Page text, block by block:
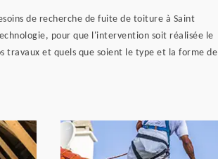
de recherche de fuite de toiture à Saint
pour que l'intervention soit réalisée le
travaux et quels que soient le type et la forme de